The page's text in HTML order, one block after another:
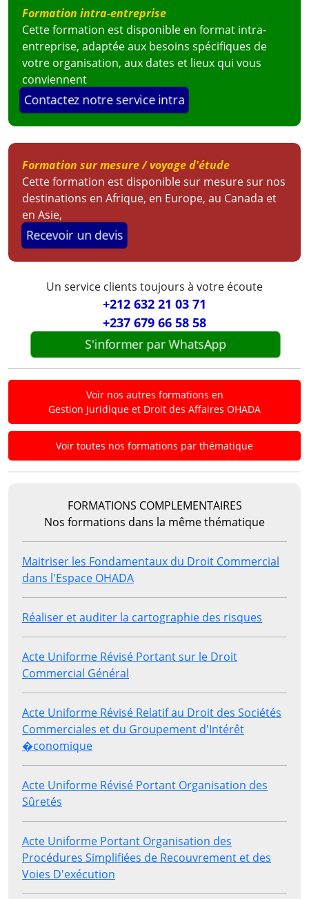
Formation intra-entreprise
Cette formation est disponible en format intra-
entreprise, adaptée aux besoins spécifiques de
votre organisation, aux dates et lieux qui vous
conviennent
Contactez notre service intra
Formation sur mesure / voyage d'étude
Cette formation est disponible sur mesure sur nos
destinations en Afrique, en Europe, au Canada et
en Asie,
Recevoir un devis
Un service clients toujours à votre écoute
+212 632 21 03 71
+237 679 66 58 58
S'informer par WhatsApp
Voir nos autres formations en
Gestion Juridique et Droit des Affaires OHADA
Voir toutes nos formations par thématique
FORMATIONS COMPLEMENTAIRES
Nos formations dans la même thématique
Maitriser les Fondamentaux du Droit Commercial
dans l'Espace OHADA
Réaliser et auditer la cartographie des risques
Acte Uniforme Révisé Portant sur le Droit
Commercial Général
Acte Uniforme Révisé Relatif au Droit des Sociétés
Commerciales et du Groupement d'Intérêt
�conomique
Acte Uniforme Révisé Portant Organisation des
Sûretés
Acte Uniforme Portant Organisation des
Procédures Simplifiées de Recouvrement et des
Voies D'exécution